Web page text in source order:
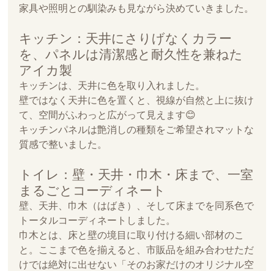
家具や照明との馴染みも見ながら決めていきました。
キッチン：天井にさりげなくカラー
を、パネルは清潔感と耐久性を兼ねた
アイカ製
キッチンは、天井に色を取り入れました。
壁ではなく天井に色を置くと、視線が自然と上に抜け
て、空間がふわっと広がって見えます😊
キッチンパネルは艶消しの種類をご希望されマットな
質感で整いました。
トイレ：壁・天井・巾木・床まで、一室
まるごとコーディネート
壁、天井、巾木（はばき）、そして床までを同系色で
トータルコーディネートしました。
巾木とは、床と壁の境目に取り付ける細い部材のこ
と。ここまで色を揃えると、市販品を組み合わせただ
けでは絶対に出せない「そのお家だけのオリジナル空